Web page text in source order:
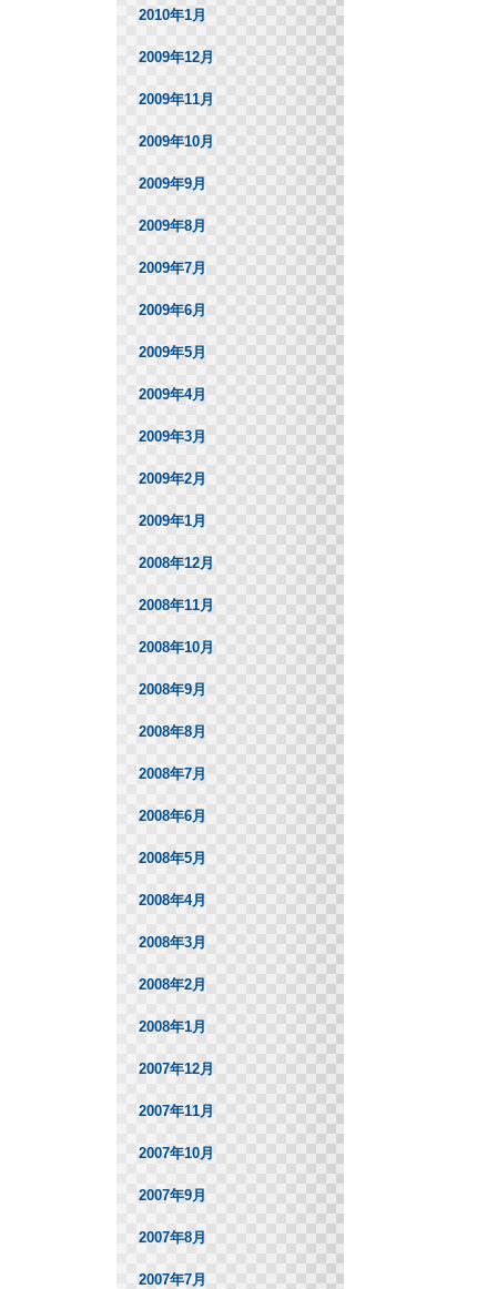
2010年1月
2009年12月
2009年11月
2009年10月
2009年9月
2009年8月
2009年7月
2009年6月
2009年5月
2009年4月
2009年3月
2009年2月
2009年1月
2008年12月
2008年11月
2008年10月
2008年9月
2008年8月
2008年7月
2008年6月
2008年5月
2008年4月
2008年3月
2008年2月
2008年1月
2007年12月
2007年11月
2007年10月
2007年9月
2007年8月
2007年7月